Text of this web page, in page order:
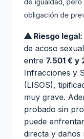
obligación de
⚠ Riesgo legal:
de acoso
entre 7.501 € y
Infracciones y
(LISOS),
muy grave.
probado sin
puede
directa y daños